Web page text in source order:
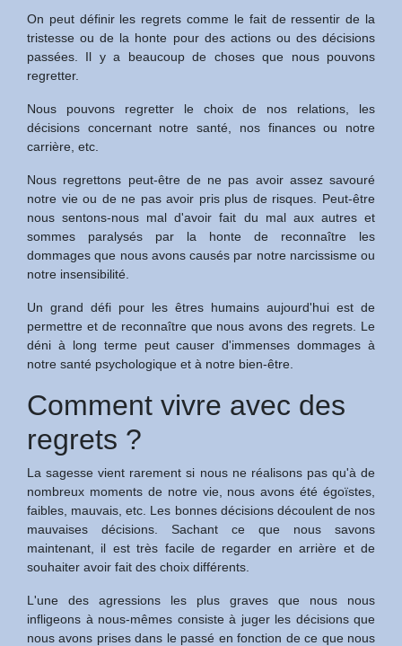
On peut définir les regrets comme le fait de ressentir de la
tristesse ou de la honte pour des actions ou des décisions
passées. Il y a beaucoup de choses que nous pouvons
regretter.
Nous pouvons regretter le choix de nos relations, les
décisions concernant notre santé, nos finances ou notre
carrière, etc.
Nous regrettons peut-être de ne pas avoir assez savouré
notre vie ou de ne pas avoir pris plus de risques. Peut-être
nous sentons-nous mal d'avoir fait du mal aux autres et
sommes paralysés par la honte de reconnaître les
dommages que nous avons causés par notre narcissisme ou
notre insensibilité.
Un grand défi pour les êtres humains aujourd'hui est de
permettre et de reconnaître que nous avons des regrets. Le
déni à long terme peut causer d'immenses dommages à
notre santé psychologique et à notre bien-être.
Comment vivre avec des
regrets ?
La sagesse vient rarement si nous ne réalisons pas qu'à de
nombreux moments de notre vie, nous avons été égoïstes,
faibles, mauvais, etc. Les bonnes décisions découlent de nos
mauvaises décisions. Sachant ce que nous savons
maintenant, il est très facile de regarder en arrière et de
souhaiter avoir fait des choix différents.
L'une des agressions les plus graves que nous nous
infligeons à nous-mêmes consiste à juger les décisions que
nous avons prises dans le passé en fonction de ce que nous